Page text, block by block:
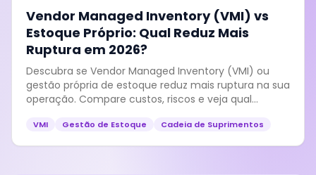
Vendor Managed Inventory (VMI) vs
Estoque Próprio: Qual Reduz Mais
Ruptura em 2026?
Descubra se Vendor Managed Inventory (VMI) ou
gestão própria de estoque reduz mais ruptura na sua
operação. Compare custos, riscos e veja qual
VMI Gestão de Estoque Cadeia de Suprimentos